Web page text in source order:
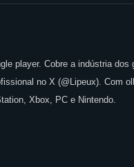
player. Cobre a indústria
no X (@Lipeux). Com
Xbox, PC e Nintendo.